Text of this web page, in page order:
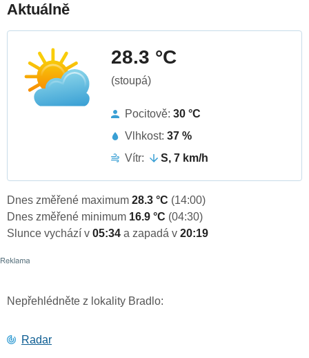
Aktuálně
28.3 °C
(stoupá)
Pocitově: 30 °C
Vlhkost: 37 %
Vítr:
S, 7 km/h
Dnes změřené maximum 28.3 °C (14:00)
Dnes změřené minimum 16.9 °C (04:30)
Slunce vychází v 05:34 a zapadá v 20:19
Nepřehlédněte z lokality Bradlo:
Radar